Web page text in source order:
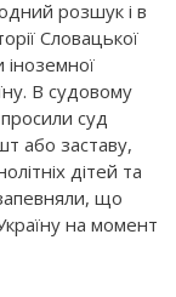
розшук і в
Словацької
іноземної
В судовому
суд
або заставу,
дітей та
що
на момент